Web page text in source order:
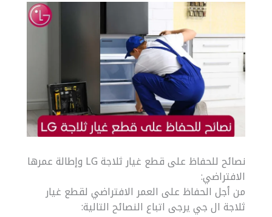
نصائح للحفاظ على قطع غيار ثلاجة LG وإطالة عمرها
الافتراضي:
من أجل الحفاظ على العمر الافتراضي لقطع غيار
ثلاجة ال جي يرجى اتباع النصائح التالية: